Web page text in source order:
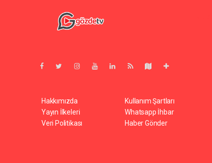
Hakkımızda
Yayın İlkeleri
Veri Politikası
Kullanım Şartları
Whatsapp İhbar
Haber Gönder